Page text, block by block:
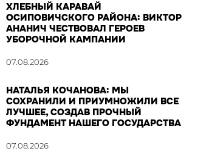
ХЛЕБНЫЙ КАРАВАЙ
ОСИПОВИЧСКОГО РАЙОНА: ВИКТОР
АНАНИЧ ЧЕСТВОВАЛ ГЕРОЕВ
УБОРОЧНОЙ КАМПАНИИ
07.08.2026
НАТАЛЬЯ КОЧАНОВА: МЫ
СОХРАНИЛИ И ПРИУМНОЖИЛИ ВСЕ
ЛУЧШЕЕ, СОЗДАВ ПРОЧНЫЙ
ФУНДАМЕНТ НАШЕГО ГОСУДАРСТВА
07.08.2026